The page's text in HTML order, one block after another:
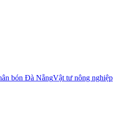
bón Đà NẵngVật tư nông nghiệp